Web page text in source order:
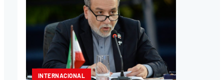
INTERNACIONAL